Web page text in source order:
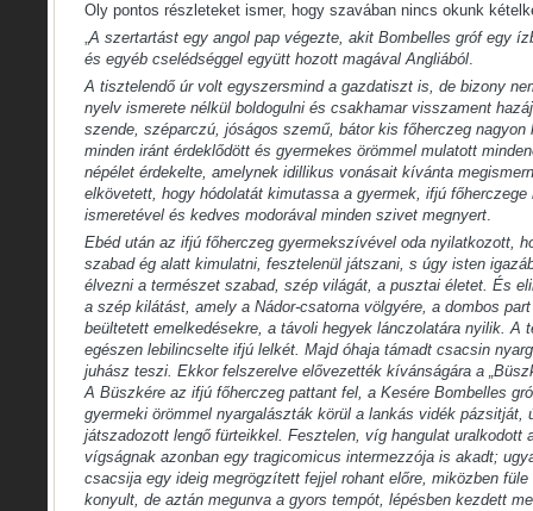
Oly pontos részleteket ismer, hogy szavában nincs okunk
„A szertartást egy angol pap végezte, akit Bombelles gróf egy
és egyéb cselédséggel együtt hozott magával Angliából.
A tisztelendő úr volt egyszersmind a gazdatiszt is, de bizony
nyelv ismerete nélkül boldogulni és csakhamar visszament
szende, széparczú, jóságos szemű, bátor kis főherczeg
minden iránt érdeklődött és gyermekes örömmel mulatott
népélet érdekelte, amelynek idillikus vonásait kívánta
elkövetett, hogy hódolatát kimutassa a gyermek, ifjú
ismeretével és kedves modorával minden szivet megnyert.
Ebéd után az ifjú főherczeg gyermekszívével oda nyilatkozott,
szabad ég alatt kimulatni, fesztelenül játszani, s úgy isten
élvezni a természet szabad, szép világát, a pusztai életet. És
a szép kilátást, amely a Nádor-csatorna völgyére, a dombos
beültetett emelkedésekre, a távoli hegyek lánczolatára nyilik. A
egészen lebilincselte ifjú lelkét. Majd óhaja támadt csacsin
juhász teszi. Ekkor felszerelve elővezették kívánságára a
A Büszkére az ifjú főherczeg pattant fel, a Kesére Bombelles
gyermeki örömmel nyargalászták körül a lankás vidék pázsitját,
játszadozott lengő fürteikkel. Fesztelen, víg hangulat uralkodott
vígságnak azonban egy tragicomicus intermezzója is akadt;
csacsija egy ideig megrögzített fejjel rohant előre, miközben
konyult, de aztán megunva a gyors tempót, lépésben kezdett